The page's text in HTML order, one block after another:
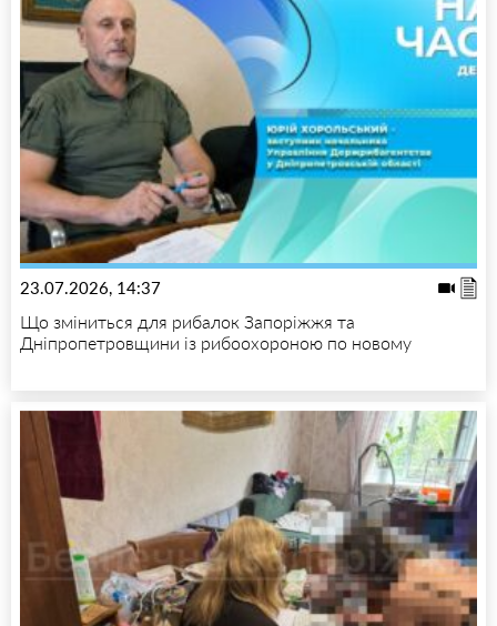
23.07.2026, 14:37
Що зміниться для рибалок Запоріжжя та
Дніпропетровщини із рибоохороною по новому